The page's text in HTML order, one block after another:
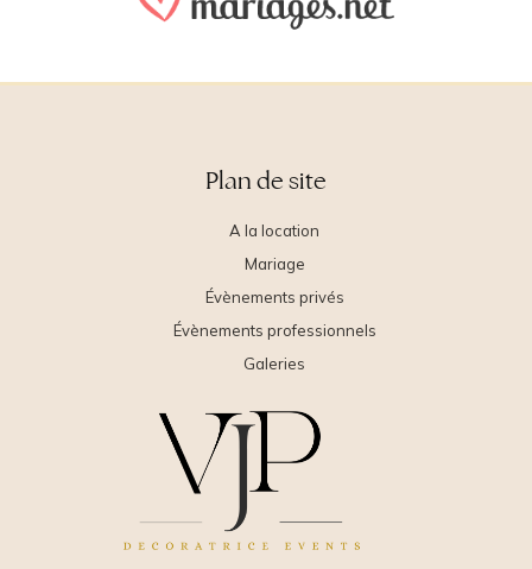
Plan de site
A la location
Mariage
Évènements privés
Évènements professionnels
Galeries